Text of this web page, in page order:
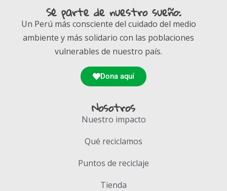
Sé parte de nuestro sueño:
Un Perú más consciente del cuidado del medio
ambiente y más solidario con las poblaciones
vulnerables de nuestro país.
Dona aquí
Nosotros
Nuestro impacto
Qué reciclamos
Puntos de reciclaje
Tienda